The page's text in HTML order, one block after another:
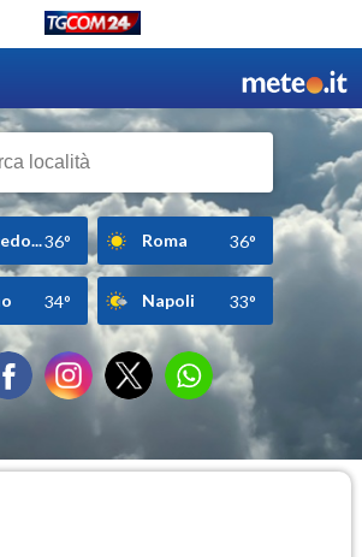
36° Roma 36°
34° Napoli 33°